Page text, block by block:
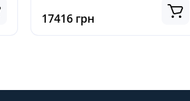
17416 грн